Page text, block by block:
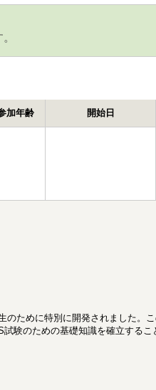
加年齢 開始日
ために特別に開発されました。
験のための基礎知識を確立するこ